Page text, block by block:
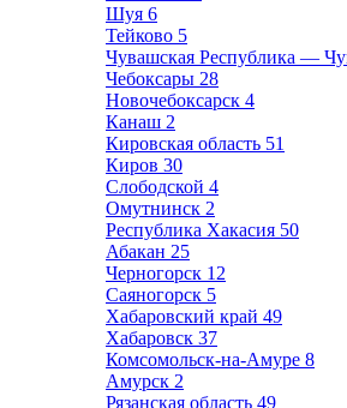
Шуя 6
Тейково 5
Чувашская Республика —
Чебоксары 28
Новочебоксарск 4
Канаш 2
Кировская область 51
Киров 30
Слободской 4
Омутнинск 2
Республика Хакасия 50
Абакан 25
Черногорск 12
Саяногорск 5
Хабаровский край 49
Хабаровск 37
Комсомольск-на-Амуре 8
Амурск 2
Рязанская область 49